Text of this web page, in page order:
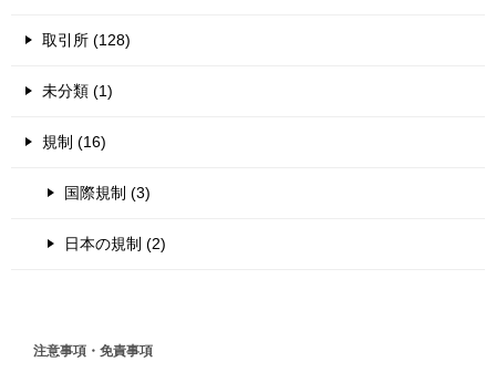
取引所 (128)
未分類 (1)
規制 (16)
国際規制 (3)
日本の規制 (2)
注意事項・免責事項